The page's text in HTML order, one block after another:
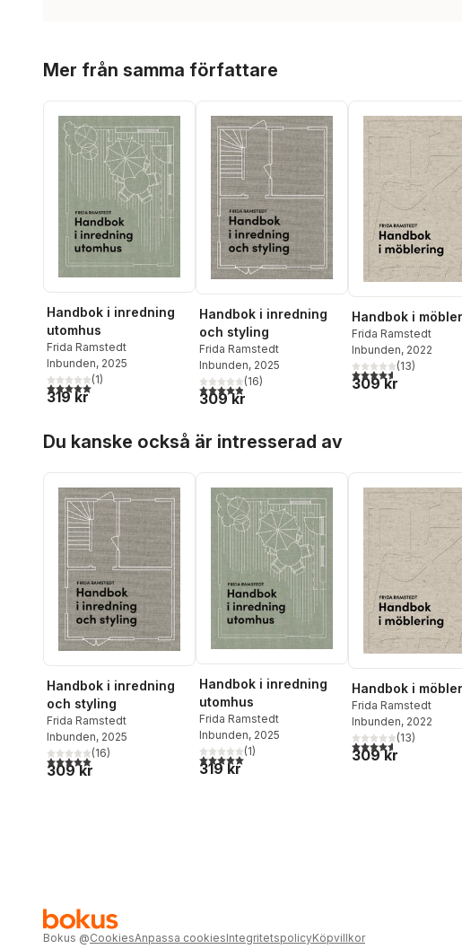
Mer från samma författare
Handbok i inredning
utomhus
Frida Ramstedt
Inbunden, 2025
5,0utav 5 stjärnor. Totalt antal röster:
(1)
319 kr
Handbok i inredning
och styling
Frida Ramstedt
Inbunden, 2025
4,9utav 5 stjärnor. Totalt antal röster:
(16)
309 kr
Handbok i
Frida Ramstedt
Inbunden, 2022
4,6utav 5 stjärnor.
(13)
309 kr
Du kanske också är intresserad av
Handbok i inredning
och styling
Frida Ramstedt
Inbunden, 2025
4,9utav 5 stjärnor. Totalt antal röster:
(16)
309 kr
Handbok i inredning
utomhus
Frida Ramstedt
Inbunden, 2025
5,0utav 5 stjärnor. Totalt antal röster:
(1)
319 kr
Handbok i
Frida Ramstedt
Inbunden, 2022
4,6utav 5 stjärnor.
(13)
309 kr
Bokus @CookiesAnpassa cookiesIntegritetspolicyKöpvillkor